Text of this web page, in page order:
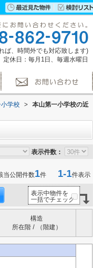
ば、時間外でも対応致します)
定休日：毎月1日、毎週水曜日
学校 >
本山第一小学校の近
表示件数：
当公開件数1件 1-1件表示
表示中物件を
一括でチェック
構造
所在階 / （階建）